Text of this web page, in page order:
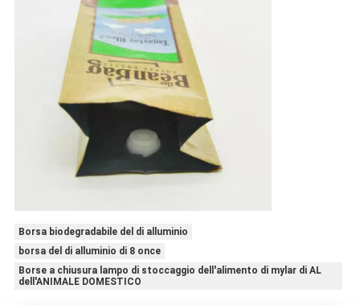
Borsa biodegradabile del di alluminio
borsa del di alluminio di 8 once
Borse a chiusura lampo di stoccaggio dell'alimento di mylar di AL
dell'ANIMALE DOMESTICO